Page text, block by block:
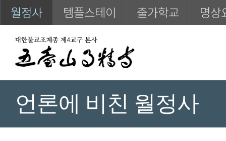
월정사 템플스테이 출가학교 명상
언론에 비친 월정사